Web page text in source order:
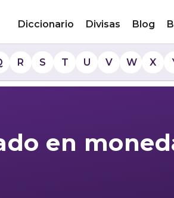
Diccionario Divisas Blog
R S T U V W X
en